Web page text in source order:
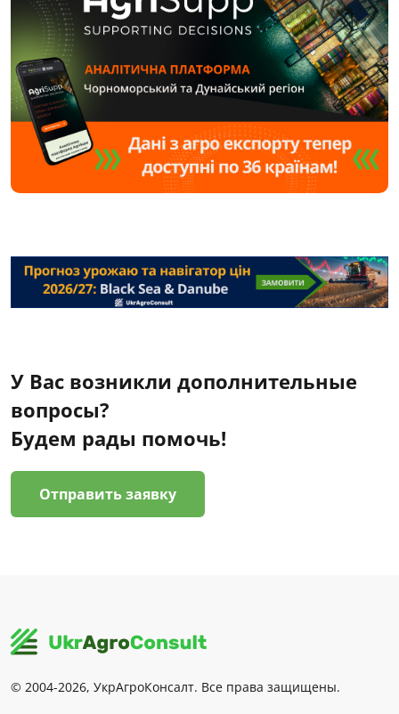
У Вас возникли дополнительные
вопросы?
Будем рады помочь!
Отправить заявку
© 2004-2026, УкрАгроКонсалт. Все права защищены.